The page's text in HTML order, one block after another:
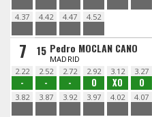
4.37 4.42 4.47 4.52
7 15 Pedro MOCLAN CANO
MADRID
2.22
-
2.52
-
2.72
-
2.92
O
3.12
XO
3.27
O
3.82 3.87 3.92 3.97 4.02 4.07